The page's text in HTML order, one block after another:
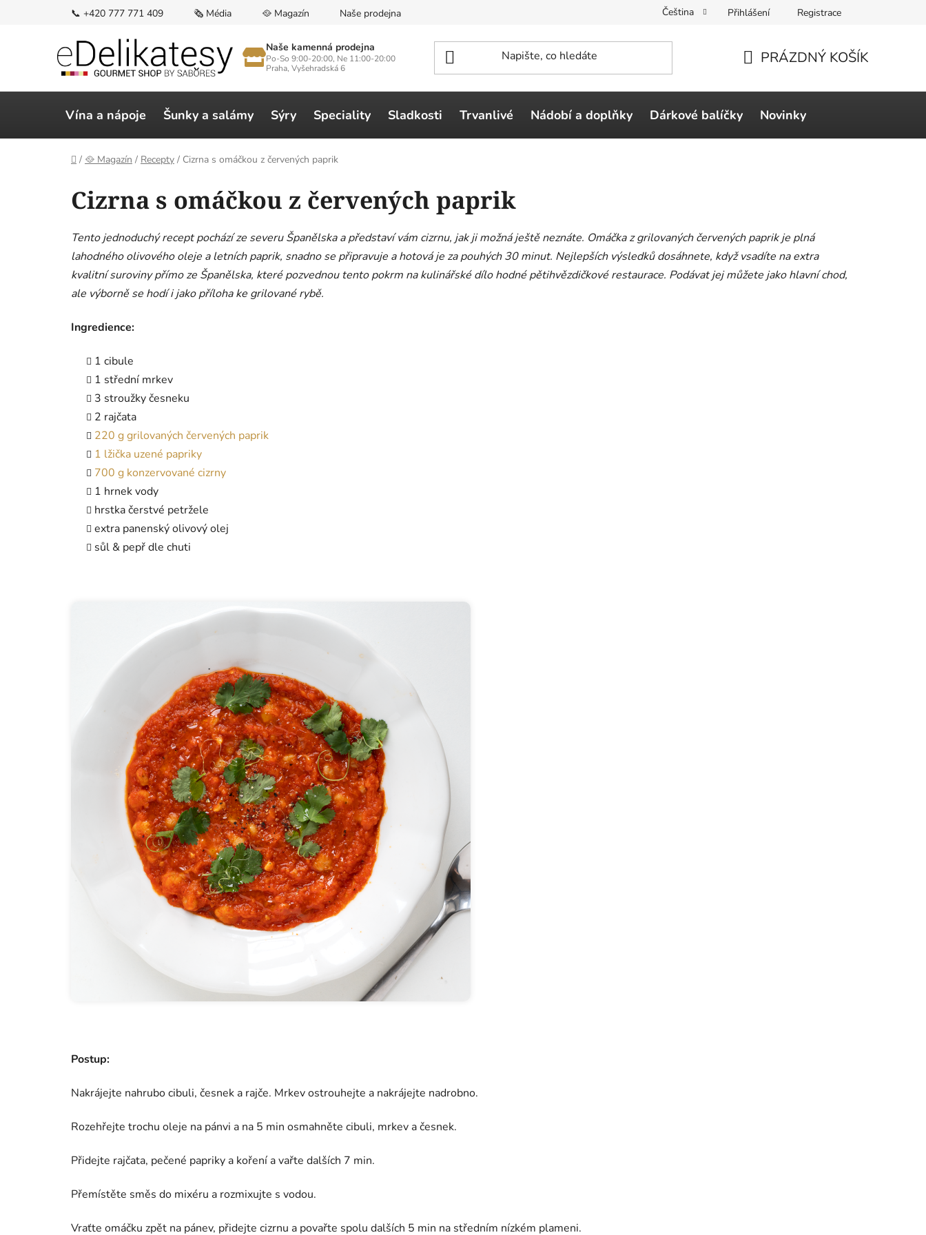
📞 +420 777 771 409 🗞️ Média 🥘 Magazín Naše prodejna Čeština Přihlášení Registrace
Naše kamenná prodejna
Po-So 9:00-20:00, Ne 11:00-20:00
Praha, Vyšehradská 6
KOŠÍK
PRÁZDNÝ KOŠÍK
Vína a nápoje Šunky a salámy Sýry Speciality Sladkosti Trvanlivé Nádobí a doplňky Dárkové balíčky Novinky
Domů
/ 🥘 Magazín / Recepty / Cizrna s omáčkou z červených paprik
Cizrna s omáčkou z červených paprik
Tento jednoduchý recept pochází ze severu Španělska a představí vám cizrnu, jak ji možná ještě neznáte. Omáčka z grilovaných červených paprik je plná
lahodného olivového oleje a letních paprik, snadno se připravuje a hotová je za pouhých 30 minut. Nejlepších výsledků dosáhnete, když vsadíte na extra
kvalitní suroviny přímo ze Španělska, které pozvednou tento pokrm na kulinářské dílo hodné pětihvězdičkové restaurace. Podávat jej můžete jako hlavní chod,
ale výborně se hodí i jako příloha ke grilované rybě.
Ingredience:
1 cibule
1 střední mrkev
3 stroužky česneku
2 rajčata
220 g grilovaných červených paprik
1 lžička uzené papriky
700 g konzervované cizrny
1 hrnek vody
hrstka čerstvé petržele
extra panenský olivový olej
sůl & pepř dle chuti
Postup:
Nakrájejte nahrubo cibuli, česnek a rajče. Mrkev ostrouhejte a nakrájejte nadrobno.
Rozehřejte trochu oleje na pánvi a na 5 min osmahněte cibuli, mrkev a česnek.
Přidejte rajčata, pečené papriky a koření a vařte dalších 7 min.
Přemístěte směs do mixéru a rozmixujte s vodou.
Vraťte omáčku zpět na pánev, přidejte cizrnu a povařte spolu dalších 5 min na středním nízkém plameni.